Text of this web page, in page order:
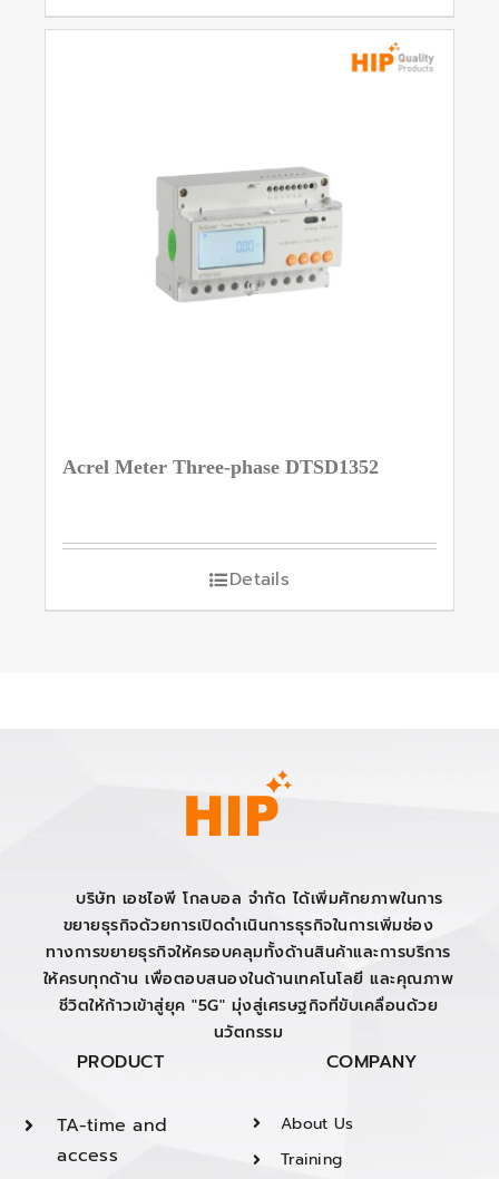
Acrel Meter Three-phase DTSD1352
Details
บริษัท เอชไอพี โกลบอล จำกัด ได้เพิ่มศักยภาพในการ
ขยายธุรกิจด้วยการเปิดดำเนินการธุรกิจในการเพิ่มช่อง
ทางการขยายธุรกิจให้ครอบคลุมทั้งด้านสินค้าและการบริการ
ให้ครบทุกด้าน เพื่อตอบสนองในด้านเทคโนโลยี และคุณภาพ
ชีวิตให้ก้าวเข้าสู่ยุค "5G" มุ่งสู่เศรษฐกิจที่ขับเคลื่อนด้วย
นวัตกรรม
PRODUCT
TA-time and
access
COMPANY
About Us
Training